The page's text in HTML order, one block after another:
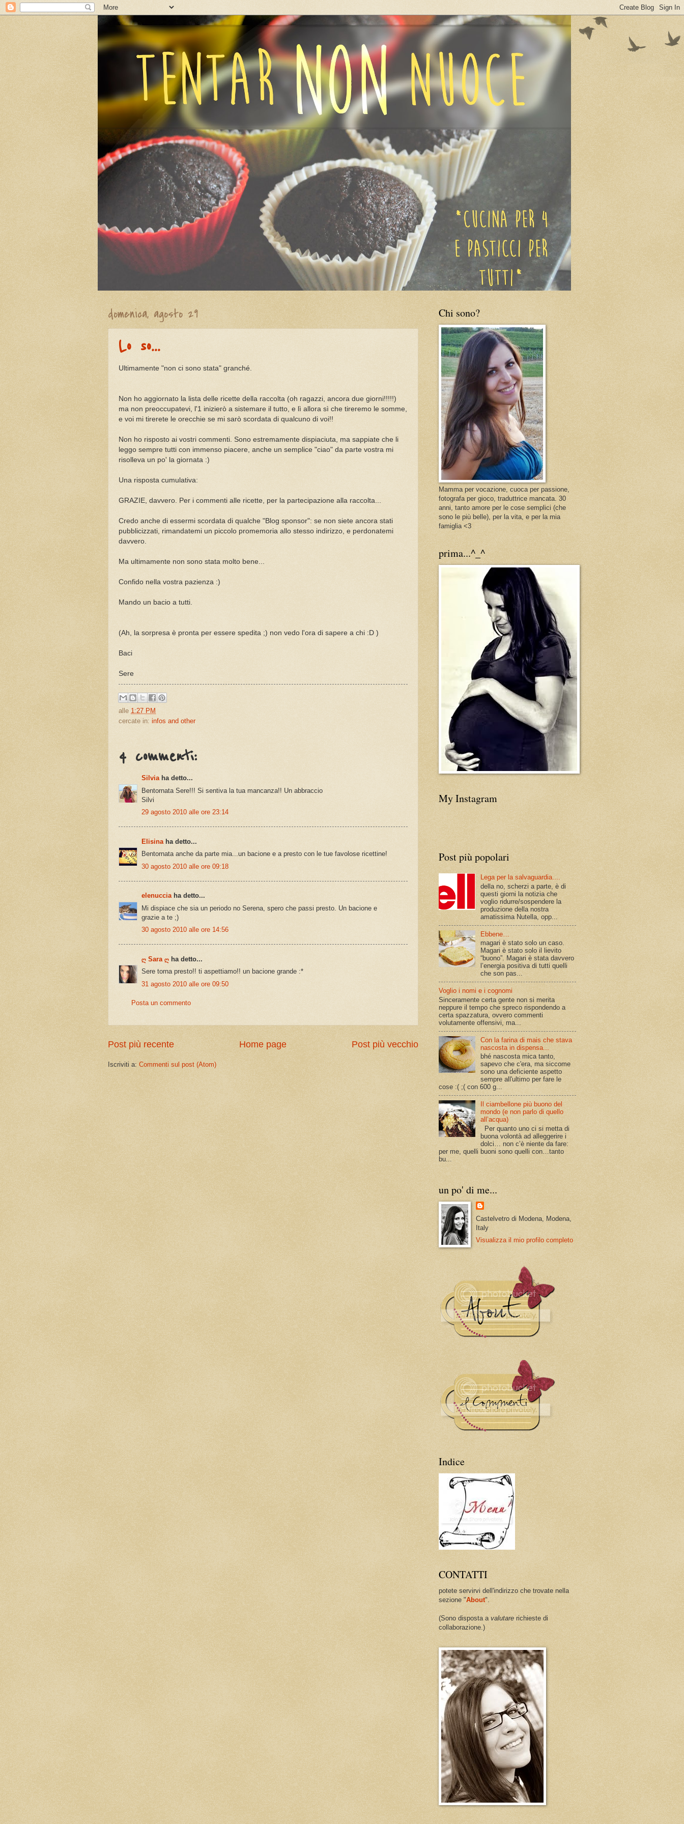
domenica, agosto 29
Lo so...
Ultimamente "non ci sono stata" granché.
Non ho aggiornato la lista delle ricette della raccolta (oh ragazzi, ancora due giorni!!!!!)
ma non preoccupatevi, l'1 inizierò a sistemare il tutto, e lì allora sì che tireremo le somme,
e voi mi tirerete le orecchie se mi sarò scordata di qualcuno di voi!!
Non ho risposto ai vostri commenti. Sono estremamente dispiaciuta, ma sappiate che li
leggo sempre tutti con immenso piacere, anche un semplice "ciao" da parte vostra mi
risolleva un po' la giornata :)
Una risposta cumulativa:
GRAZIE, davvero. Per i commenti alle ricette, per la partecipazione alla raccolta...
Credo anche di essermi scordata di qualche "Blog sponsor": se non siete ancora stati
pubblicizzati, rimandatemi un piccolo promemoria allo stesso indirizzo, e perdonatemi
davvero.
Ma ultimamente non sono stata molto bene...
Confido nella vostra pazienza :)
Mando un bacio a tutti.
(Ah, la sorpresa è pronta per essere spedita ;) non vedo l'ora di sapere a chi :D )
Baci
Sere
alle 1:27 PM
cercate in: infos and other
4 commenti:
Silviaha detto...
Bentornata Sere!!! Si sentiva la tua mancanza!! Un abbraccio
Silvi
29 agosto 2010 alle ore 23:14
Elisina ha detto...
Bentornata anche da parte mia...un bacione e a presto con le tue favolose ricettine!
30 agosto 2010 alle ore 09:18
elenucciaha detto...
Mi dispiace che sia un periodo no Serena, spero che passi presto. Un bacione e
grazie a te ;)
30 agosto 2010 alle ore 14:56
ღ Sara ღ ha detto...
Sere torna presto!! ti aspettiamo!! un bacione grande :*
31 agosto 2010 alle ore 09:50
Posta un commento
Post più recente Post più vecchio
Home page
Iscriviti a: Commenti sul post (Atom)
Chi sono?
Mamma per vocazione, cuoca per passione,
fotografa per gioco, traduttrice mancata. 30
anni, tanto amore per le cose semplici (che
sono le più belle), per la vita, e per la mia
famiglia <3
prima...^_^
My Instagram
Post più popolari
Lega per la salvaguardia....
della no, scherzi a parte, è di
questi giorni la notizia che
voglio ridurre/sospendere la
produzione della nostra
amatissima Nutella, opp...
Ebbene…
magari è stato solo un caso.
Magari è stato solo il lievito
“buono”. Magari è stata davvero
l’energia positiva di tutti quelli
che son pas...
Voglio i nomi e i cognomi
Sinceramente certa gente non si merita
neppure il tempo che spreco rispondendo a
certa spazzatura, ovvero commenti
volutamente offensivi, ma...
Con la farina di mais che stava
nascosta in dispensa...
bhé nascosta mica tanto,
sapevo che c'era, ma siccome
sono una deficiente aspetto
sempre all'ultimo per fare le
cose :( ;( con 600 g...
Il ciambellone più buono del
mondo (e non parlo di quello
all’acqua)
Per quanto uno ci si metta di
buona volontà ad alleggerire i
dolci… non c’è niente da fare:
per me, quelli buoni sono quelli con…tanto
bu...
un po' di me...
Castelvetro di Modena, Modena,
Italy
Visualizza il mio profilo completo
Indice
CONTATTI
potete servirvi dell'indirizzo che trovate nella
sezione "About".
(Sono disposta a valutare richieste di
collaborazione.)